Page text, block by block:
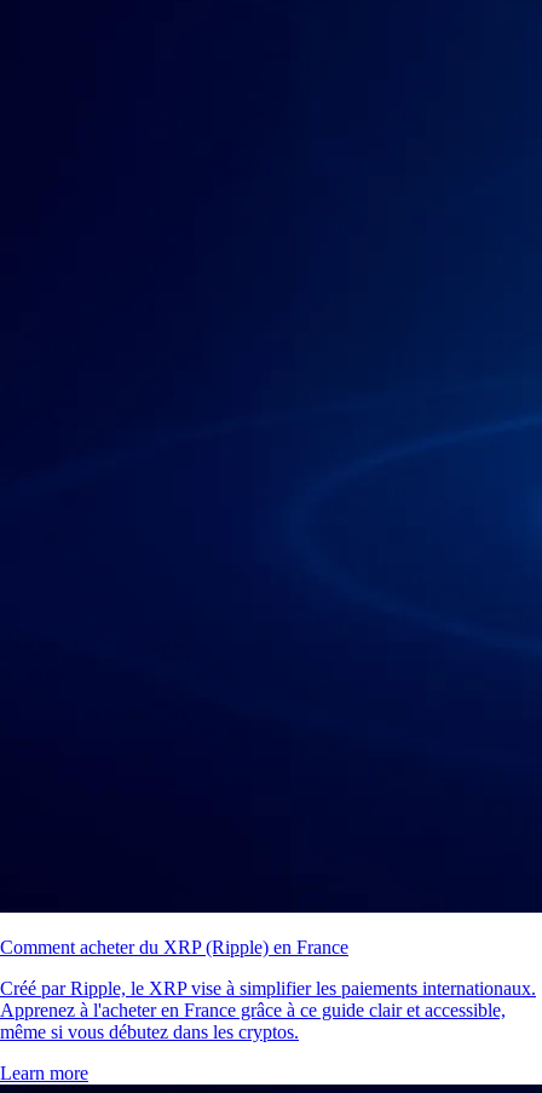
Comment acheter du XRP (Ripple) en France
Créé par Ripple, le XRP vise à simplifier les paiements internationaux.
Apprenez à l'acheter en France grâce à ce guide clair et accessible,
même si vous débutez dans les cryptos.
Learn more